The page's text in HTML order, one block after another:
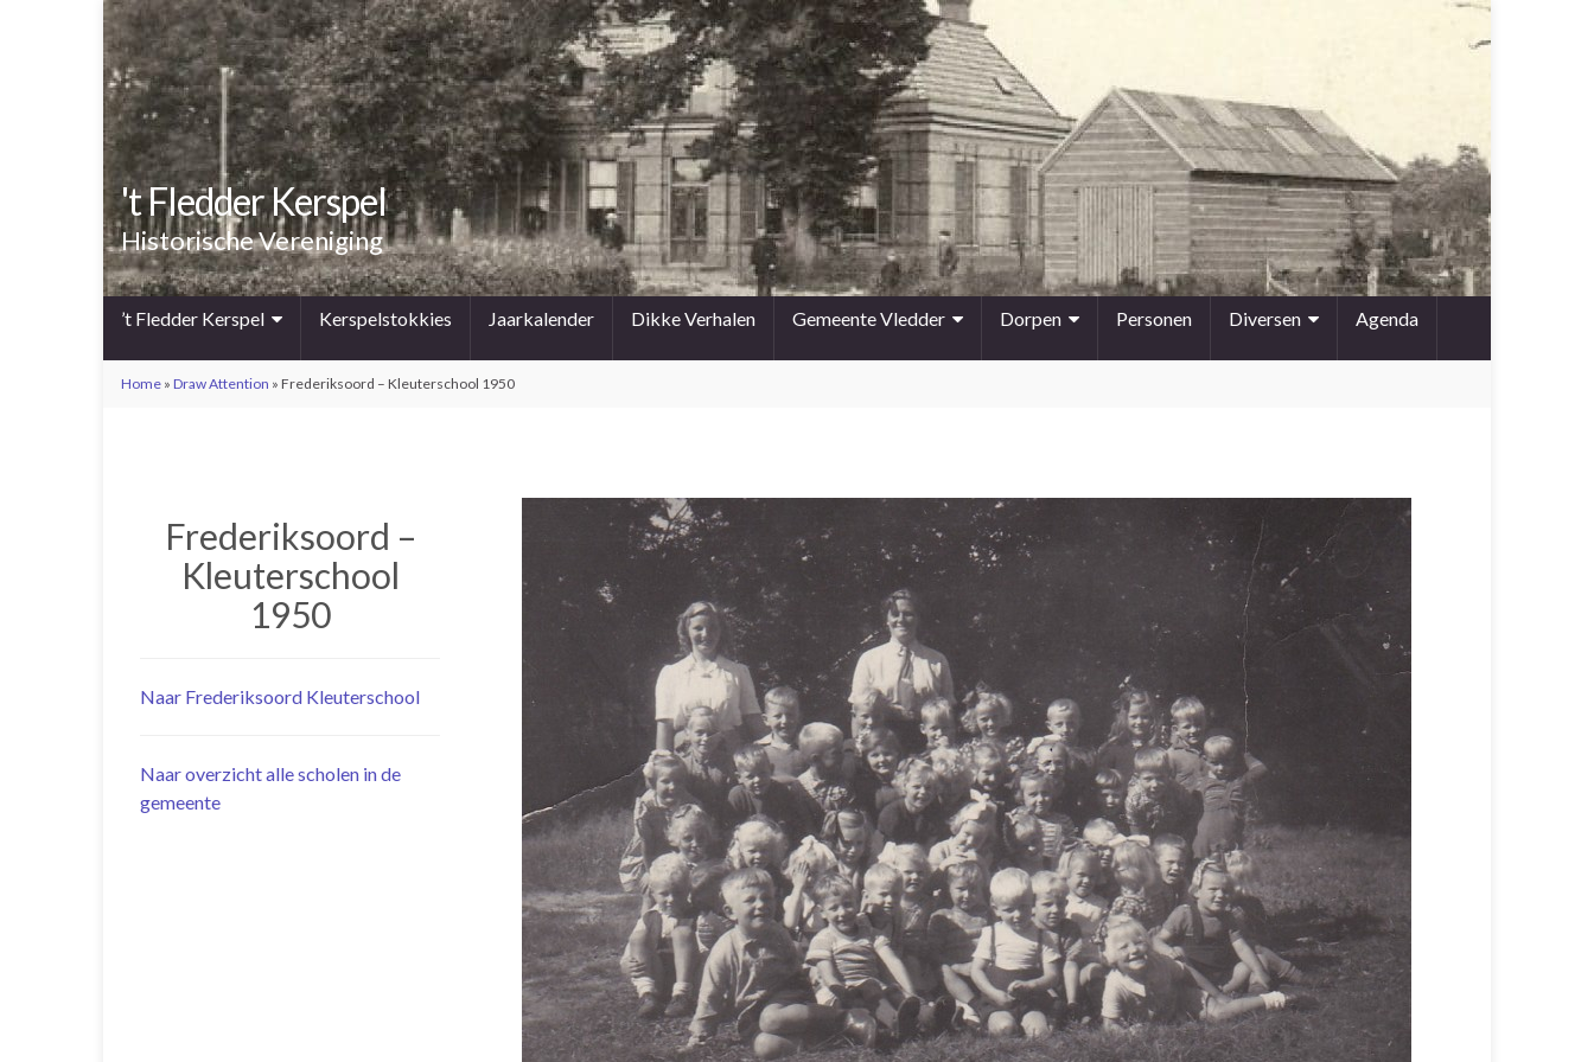
't Fledder Kerspel
Historische Vereniging
’t Fledder Kerspel Kerspelstokkies Jaarkalender Dikke Verhalen Gemeente Vledder Dorpen Personen Diversen Agenda
Home » Draw Attention » Frederiksoord – Kleuterschool 1950
Frederiksoord –
Kleuterschool
1950
Naar Frederiksoord Kleuterschool
Naar overzicht alle scholen in de
gemeente